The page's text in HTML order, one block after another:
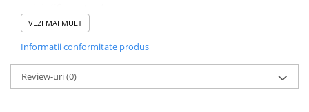
STICKERE JDM
STICKERE PENTRU CAPOTA
STICKERE PENTRU LATERALE
STICKERE PERSONALIZATE
- Pentru stickere personalizate si pentru a vizualiza
portofoliul nostru va rugam sa ne contactati
VEZI MAI MULT
Informatii conformitate produs
Review-uri(0)